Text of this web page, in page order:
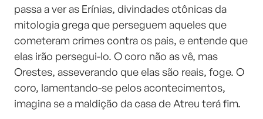
passa a ver as Erínias, divindades ctônicas da
mitologia grega que perseguem aqueles que
cometeram crimes contra os pais, e entende que
elas irão persegui-lo. O coro não as vê, mas
Orestes, asseverando que elas são reais, foge. O
coro, lamentando-se pelos acontecimentos,
imagina se a maldição da casa de Atreu terá fim.